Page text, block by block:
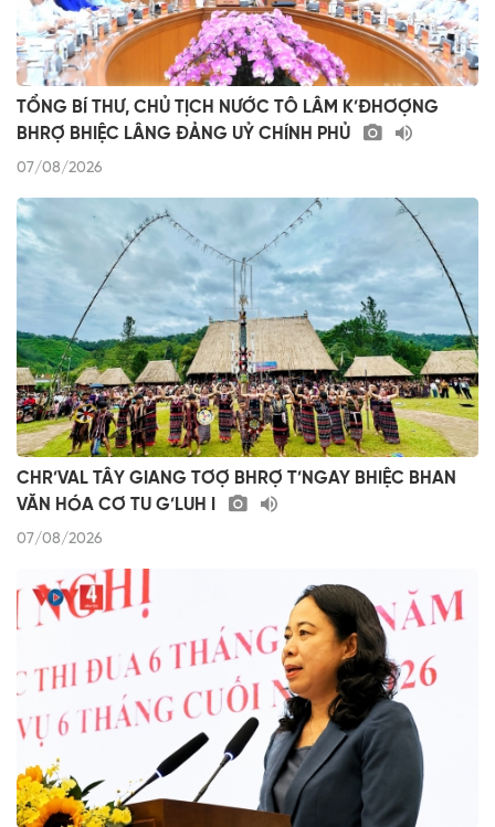
TỔNG BÍ THƯ, CHỦ TỊCH NƯỚC TÔ LÂM K’ĐHƠỢNG
BHRỢ BHIỆC LÂNG ĐẢNG UỶ CHÍNH PHỦ
07/08/2026
CHR’VAL TÂY GIANG TƠỢ BHRỢ T’NGAY BHIỆC BHAN
VĂN HÓA CƠ TU G’LUH I
07/08/2026